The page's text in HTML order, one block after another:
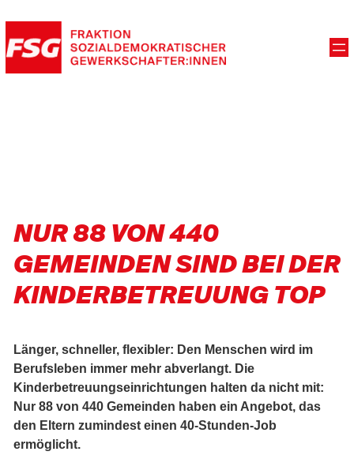
NUR 88 VON 440
GEMEINDEN SIND BEI DER
KINDERBETREUUNG TOP
Länger, schneller, flexibler: Den Menschen wird im
Berufsleben immer mehr abverlangt. Die
Kinderbetreuungseinrichtungen halten da nicht mit:
Nur 88 von 440 Gemeinden haben ein Angebot, das
den Eltern zumindest einen 40-Stunden-Job
ermöglicht.